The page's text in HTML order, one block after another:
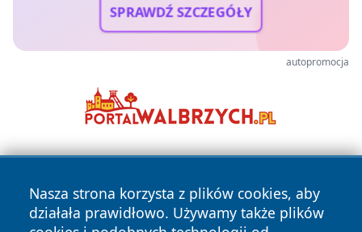
SPRAWDŹ SZCZEGÓŁY
autopromocja
Nasza strona korzysta z plików cookies, aby
działała prawidłowo. Używamy także plików